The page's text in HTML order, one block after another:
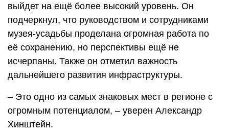
выйдет на ещё более высокий уровень. Он
подчеркнул, что руководством и сотрудниками
музея-усадьбы проделана огромная работа по
её сохранению, но перспективы ещё не
исчерпаны. Также он отметил важность
дальнейшего развития инфраструктуры.
– Это одно из самых знаковых мест в регионе с
огромным потенциалом, – уверен Александр
Хинштейн.